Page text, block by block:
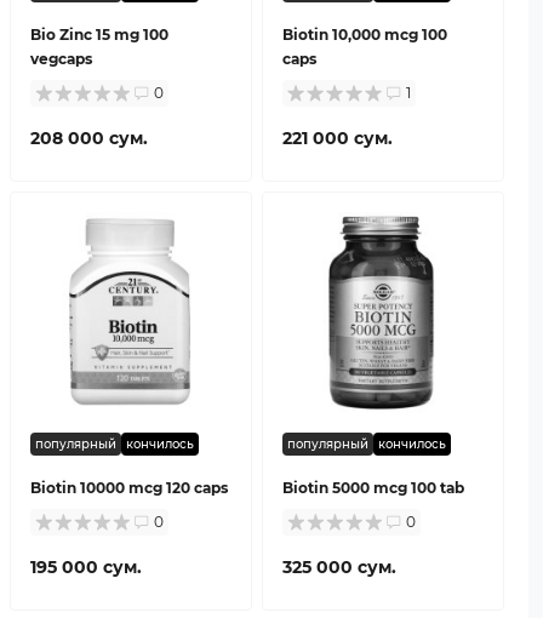
Bio Zinc 15 mg 100
vegcaps
0
208 000 сум.
Biotin 10,000 mcg 100
caps
1
221 000 сум.
популярный кончилось
Biotin 10000 mcg 120 caps
0
195 000 сум.
популярный кончилось
Biotin 5000 mcg 100 tab
0
325 000 сум.